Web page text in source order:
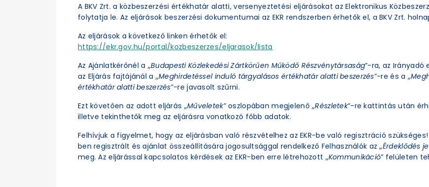
A BKV Zrt. a közbeszerzési értékhatár alatti, versenyeztetési eljárásokat az Elektronikus
folytatja le. Az eljárások beszerzési dokumentumai az EKR rendszerben érhetők el, a BKV Zrt.
Az eljárások a következő linken érhetők el:
https://ekr.gov.hu/portal/kozbeszerzes/eljarasok/lista
Az Ajánlatkérőnél a „Budapesti Közlekedési Zártkörűen Működő Részvénytársaság”-ra, az Irányadó
az Eljárás fajtájánál a „Meghirdetéssel induló tárgyalásos értékhatár alatti beszerzés”-re és a „
értékhatár alatti beszerzés”-re javasolt szűrni.
Ezt követően az adott eljárás „Műveletek” oszlopában megjelenő „Részletek”-re kattintás után
illetve tekinthetők meg az eljárásra vonatkozó főbb adatok.
Felhívjuk a figyelmet, hogy az eljárásban való részvételhez az EKR-be való regisztráció
ben regisztrált és ajánlat összeállítására jogosultsággal rendelkező Felhasználók az „Érdeklődés
meg. Az eljárással kapcsolatos kérdések az EKR-ben erre létrehozott „Kommunikáció” felületen